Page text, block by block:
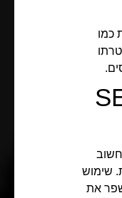
כמו
חשוב
שימוש
את